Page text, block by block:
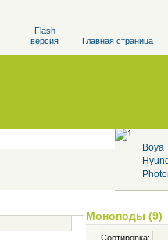
Flash-
версия
Главная страница
Boya
Моноподы (9)
Сортировка: